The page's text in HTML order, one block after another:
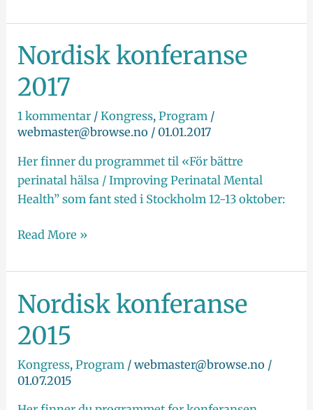
Nordisk konferanse
2017
1 kommentar /Kongress,Program /
webmaster@browse.no /01.01.2017
Her finner du programmet til «För bättre
perinatal hälsa / Improving Perinatal Mental
Health” som fant sted i Stockholm 12-13 oktober:
Nordisk
konferanse
2017
Read More »
Nordisk konferanse
2015
Kongress,Program /webmaster@browse.no /
01.07.2015
Nordisk
konferanse
2015